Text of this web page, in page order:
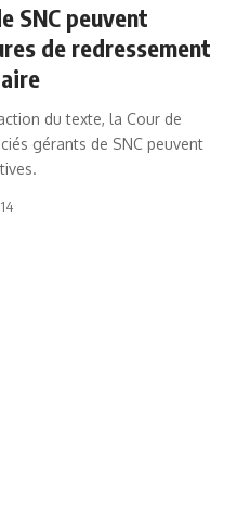
SNC peuvent
de redressement
du texte, la Cour de
gérants de SNC peuvent